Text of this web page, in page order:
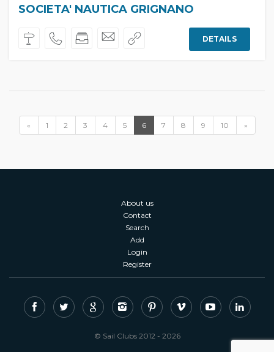
SOCIETA' NAUTICA GRIGNANO
DETAILS
« 1 2 3 4 5 6 7 8 9 10 »
About us
Contact
Search
Add
Login
Register
© Sail Clubs 2012 - 2026